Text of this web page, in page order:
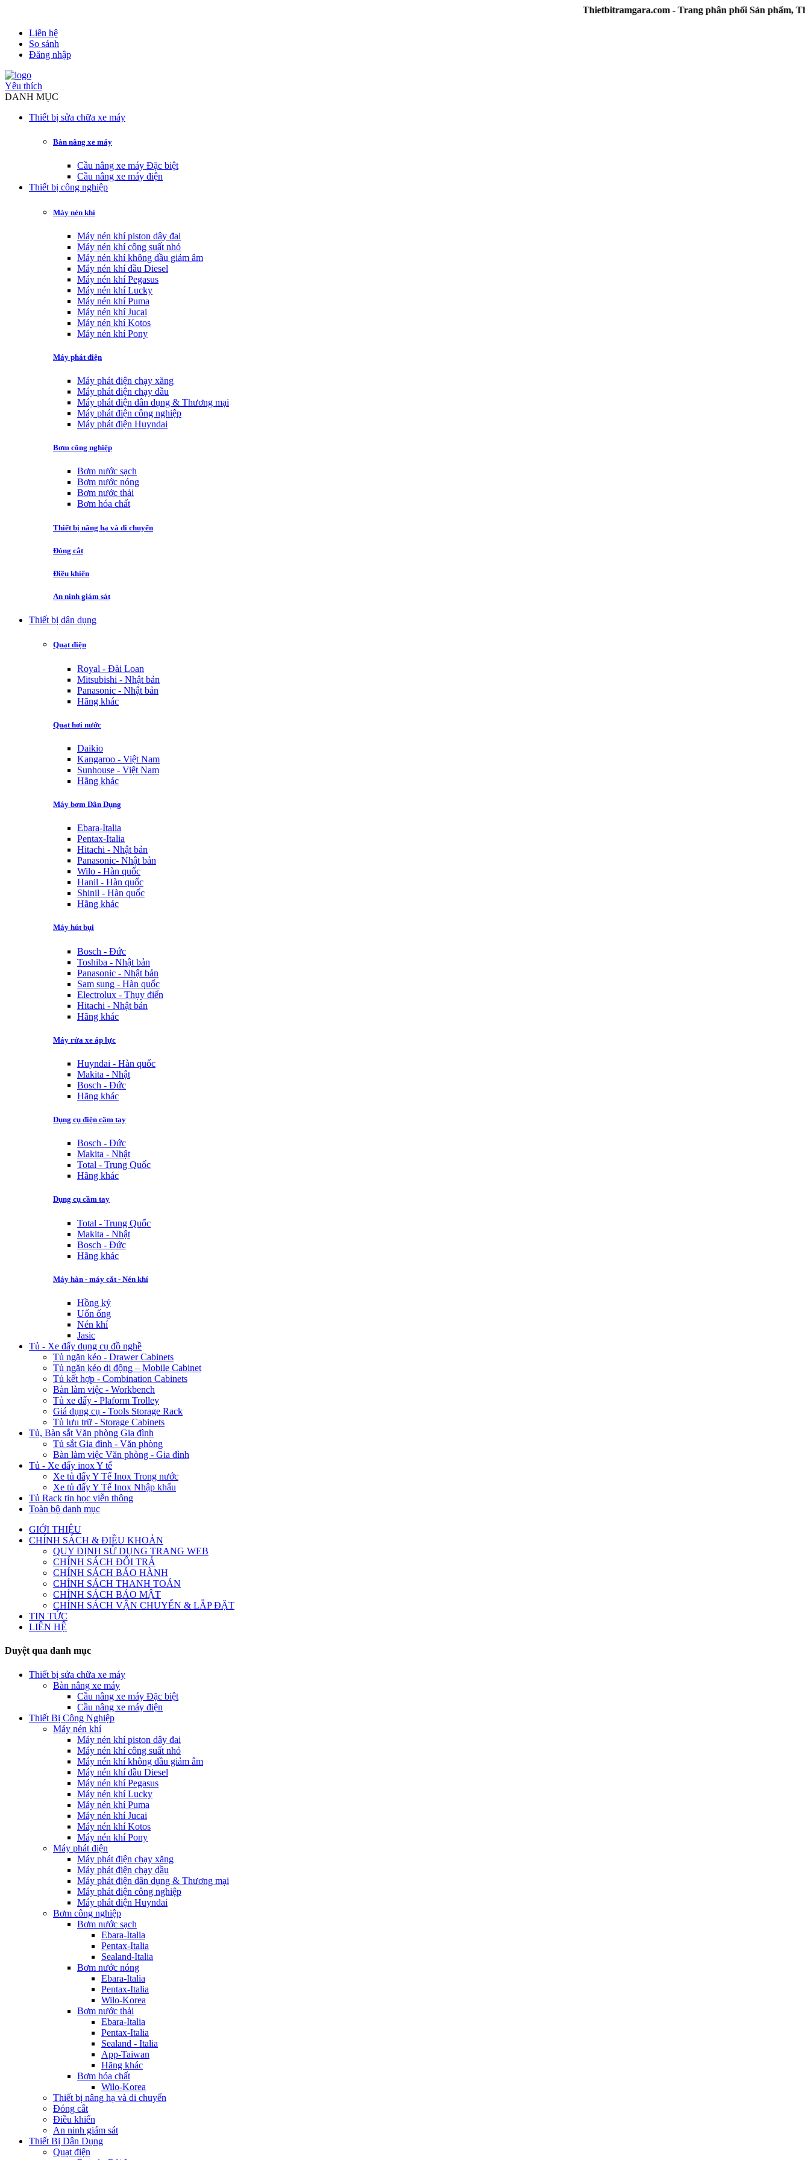
Thietbitramgara.com - Trang phân phối Sản phẩm, Thiết bị
Liên hệ
So sánh
Đăng nhập
Yêu thích
DANH MỤC
Thiết bị sửa chữa xe máy
Bàn nâng xe máy
Cầu nâng xe máy Đặc biệt
Cầu nâng xe máy điện
Thiết bị công nghiệp
Máy nén khí
Máy nén khí piston dây đai
Máy nén khí công suất nhỏ
Máy nén khí không dầu giảm âm
Máy nén khí dầu Diesel
Máy nén khí Pegasus
Máy nén khí Lucky
Máy nén khí Puma
Máy nén khí Jucai
Máy nén khí Kotos
Máy nén khí Pony
Máy phát điện
Máy phát điện chạy xăng
Máy phát điện chạy dầu
Máy phát điện dân dụng & Thương mại
Máy phát điện công nghiệp
Máy phát điện Huyndai
Bơm công nghiệp
Bơm nước sạch
Bơm nước nóng
Bơm nước thải
Bơm hóa chất
Thiết bị nâng hạ và di chuyển
Đóng cắt
Điều khiển
An ninh giám sát
Thiết bị dân dụng
Quạt điện
Royal - Đài Loan
Mitsubishi - Nhật bản
Panasonic - Nhật bản
Hãng khác
Quạt hơi nước
Daikio
Kangaroo - Việt Nam
Sunhouse - Việt Nam
Hãng khác
Máy bơm Dân Dụng
Ebara-Italia
Pentax-Italia
Hitachi - Nhật bản
Panasonic- Nhật bản
Wilo - Hàn quốc
Hanil - Hàn quốc
Shinil - Hàn quốc
Hãng khác
Máy hút bụi
Bosch - Đức
Toshiba - Nhật bản
Panasonic - Nhật bản
Sam sung - Hàn quốc
Electrolux - Thụy điển
Hitachi - Nhật bản
Hãng khác
Máy rửa xe áp lực
Huyndai - Hàn quốc
Makita - Nhật
Bosch - Đức
Hãng khác
Dụng cụ điện cầm tay
Bosch - Đức
Makita - Nhật
Total - Trung Quốc
Hãng khác
Dụng cụ cầm tay
Total - Trung Quốc
Makita - Nhật
Bosch - Đức
Hãng khác
Máy hàn - máy cắt - Nén khí
Hồng ký
Uốn ống
Nén khí
Jasic
Tủ - Xe đẩy dụng cụ đồ nghề
Tủ ngăn kéo - Drawer Cabinets
Tủ ngăn kéo di động – Mobile Cabinet
Tủ kết hợp - Combination Cabinets
Bàn làm việc - Workbench
Tủ xe đẩy - Plaform Trolley
Giá dụng cụ - Tools Storage Rack
Tủ lưu trữ - Storage Cabinets
Tủ, Bàn sắt Văn phòng Gia đình
Tủ sắt Gia đình - Văn phòng
Bàn làm việc Văn phòng - Gia đình
Tủ - Xe đẩy inox Y tế
Xe tủ đẩy Y Tế Inox Trong nước
Xe tủ đẩy Y Tế Inox Nhập khẩu
Tủ Rack tin học viễn thông
Toàn bộ danh mục
GIỚI THIỆU
CHÍNH SÁCH & ĐIỀU KHOẢN
QUY ĐỊNH SỬ DỤNG TRANG WEB
CHÍNH SÁCH ĐỔI TRẢ
CHÍNH SÁCH BẢO HÀNH
CHÍNH SÁCH THANH TOÁN
CHÍNH SÁCH BẢO MẬT
CHÍNH SÁCH VẬN CHUYỂN & LẮP ĐẶT
TIN TỨC
LIÊN HỆ
Duyệt qua danh mục
Thiết bị sửa chữa xe máy
Bàn nâng xe máy
Cầu nâng xe máy Đặc biệt
Cầu nâng xe máy điện
Thiết Bị Công Nghiệp
Máy nén khí
Máy nén khí piston dây đai
Máy nén khí công suất nhỏ
Máy nén khí không dầu giảm âm
Máy nén khí dầu Diesel
Máy nén khí Pegasus
Máy nén khí Lucky
Máy nén khí Puma
Máy nén khí Jucai
Máy nén khí Kotos
Máy nén khí Pony
Máy phát điện
Máy phát điện chạy xăng
Máy phát điện chạy dầu
Máy phát điện dân dụng & Thương mại
Máy phát điện công nghiệp
Máy phát điện Huyndai
Bơm công nghiệp
Bơm nước sạch
Ebara-Italia
Pentax-Italia
Sealand-Italia
Bơm nước nóng
Ebara-Italia
Pentax-Italia
Wilo-Korea
Bơm nước thải
Ebara-Italia
Pentax-Italia
Sealand - Italia
App-Taiwan
Hãng khác
Bơm hóa chất
Wilo-Korea
Thiết bị nâng hạ và di chuyển
Đóng cắt
Điều khiển
An ninh giám sát
Thiết Bị Dân Dụng
Quạt điện